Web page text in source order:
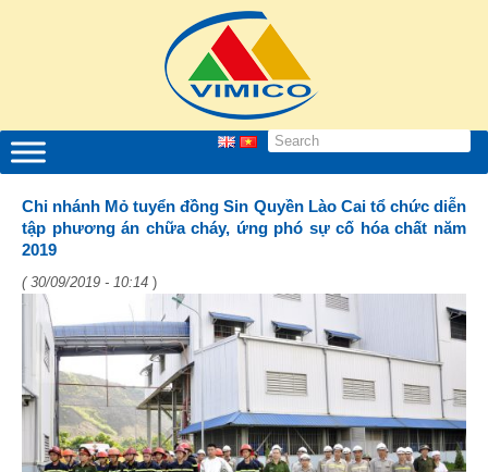
Chi nhánh Mỏ tuyển đồng Sin Quyền Lào Cai tổ chức diễn
tập phương án chữa cháy, ứng phó sự cố hóa chất năm
2019
( 30/09/2019 - 10:14 )